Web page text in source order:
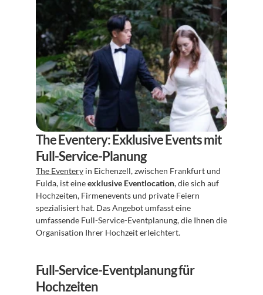
The Eventery: Exklusive Events mit
Full-Service-Planung
The Eventery in Eichenzell, zwischen Frankfurt und
Fulda, ist eine exklusive Eventlocation, die sich auf
Hochzeiten, Firmenevents und private Feiern
spezialisiert hat. Das Angebot umfasst eine
umfassende Full-Service-Eventplanung, die Ihnen die
Organisation Ihrer Hochzeit erleichtert.
Full-Service-Eventplanung für
Hochzeiten